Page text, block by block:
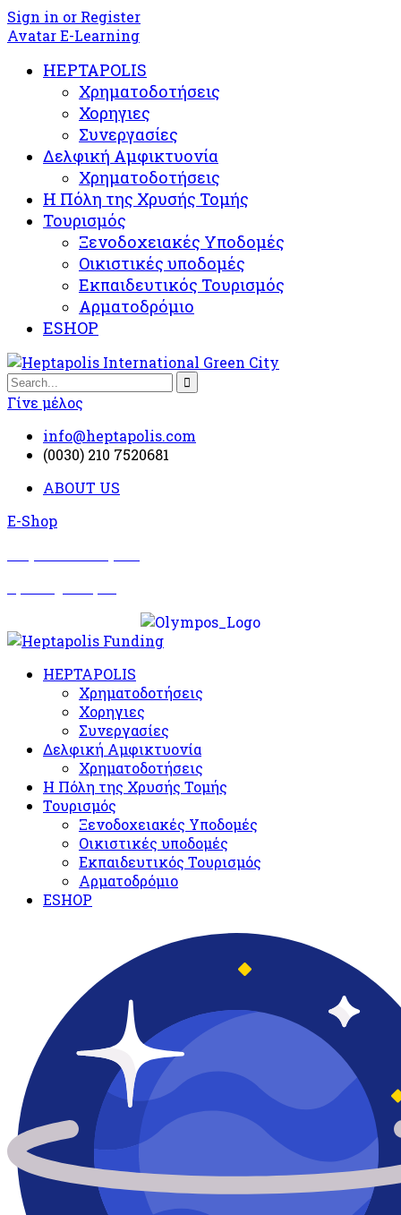
Sign in or Register
Avatar E-Learning
HEPTAPOLIS
Χρηματοδοτήσεις
Χορηγιες
Συνεργασίες
Δελφική Αμφικτυονία
Χρηματοδοτήσεις
Η Πόλη της Χρυσής Τομής
Τουρισμός
Ξενοδοχειακές Υποδομές​
Oικιστικές υποδομές
Εκπαιδευτικός Τουρισμός
Αρματοδρόμιο
ESHOP
Γίνε μέλος
info@heptapolis.com
(0030) 210 7520681
ABOUT US
E-Shop
HEPTAPOLIS
Χρηματοδοτήσεις
Χορηγιες
Συνεργασίες
Δελφική Αμφικτυονία
Χρηματοδοτήσεις
Η Πόλη της Χρυσής Τομής
Τουρισμός
Ξενοδοχειακές Υποδομές​
Oικιστικές υποδομές
Εκπαιδευτικός Τουρισμός
Αρματοδρόμιο
ESHOP